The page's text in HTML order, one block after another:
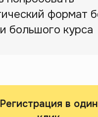
Регистрация в один